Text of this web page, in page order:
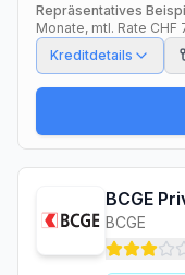
Repräsentatives
Monate, mtl. Rate CHF
Kreditdetails
BCGE
BCGE